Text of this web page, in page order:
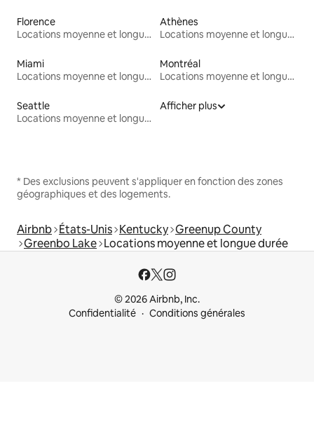
Florence
Locations moyenne et longue durée
Athènes
Locations moyenne et longue durée
Miami
Locations moyenne et longue durée
Montréal
Locations moyenne et longue durée
Seattle
Locations moyenne et longue durée
Afficher plus
* Des exclusions peuvent s'appliquer en fonction des zones
géographiques et des logements.
Airbnb États-Unis Kentucky Greenup County
Greenbo Lake Locations moyenne et longue durée
© 2026 Airbnb, Inc.
Confidentialité
Conditions générales